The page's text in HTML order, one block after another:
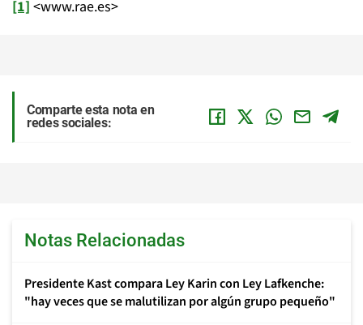
[1] <www.rae.es>
Comparte esta nota en
redes sociales:
Notas Relacionadas
Presidente Kast compara Ley Karin con Ley Lafkenche:
"hay veces que se malutilizan por algún grupo pequeño"